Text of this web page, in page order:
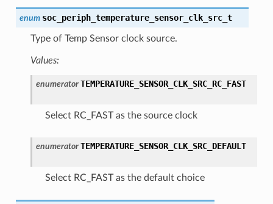
enum soc_periph_temperature_sensor_clk_src_t
Type of Temp Sensor clock source.
Values:
enumerator TEMPERATURE_SENSOR_CLK_SRC_RC_FAST
Select RC_FAST as the source clock
enumerator TEMPERATURE_SENSOR_CLK_SRC_DEFAULT
Select RC_FAST as the default choice